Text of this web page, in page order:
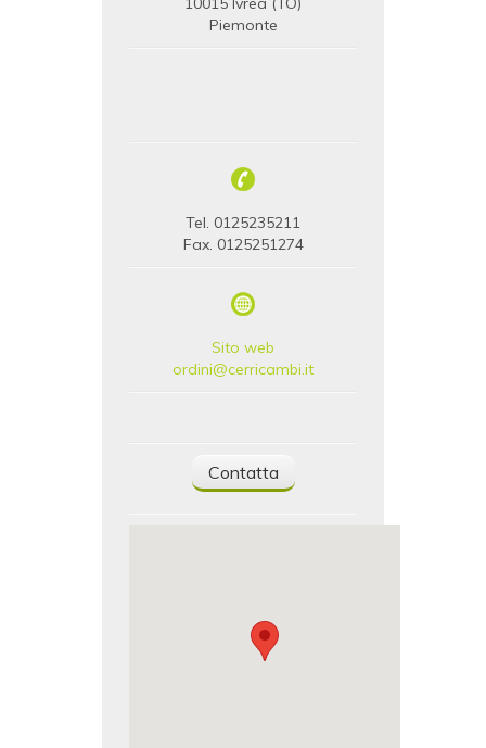
Piemonte
Tel. 0125235211
Fax. 0125251274
Sito web
ordini@cerricambi.it